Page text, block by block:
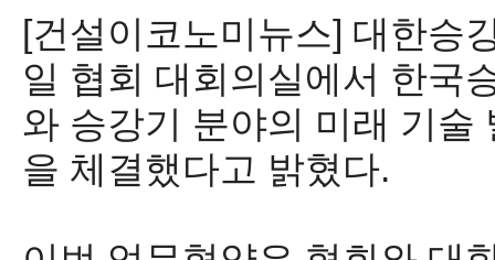
[건설이코노미뉴스] 대한승
일 협회 대회의실에서 한국
와 승강기 분야의 미래 기술
을 체결했다고 밝혔다.